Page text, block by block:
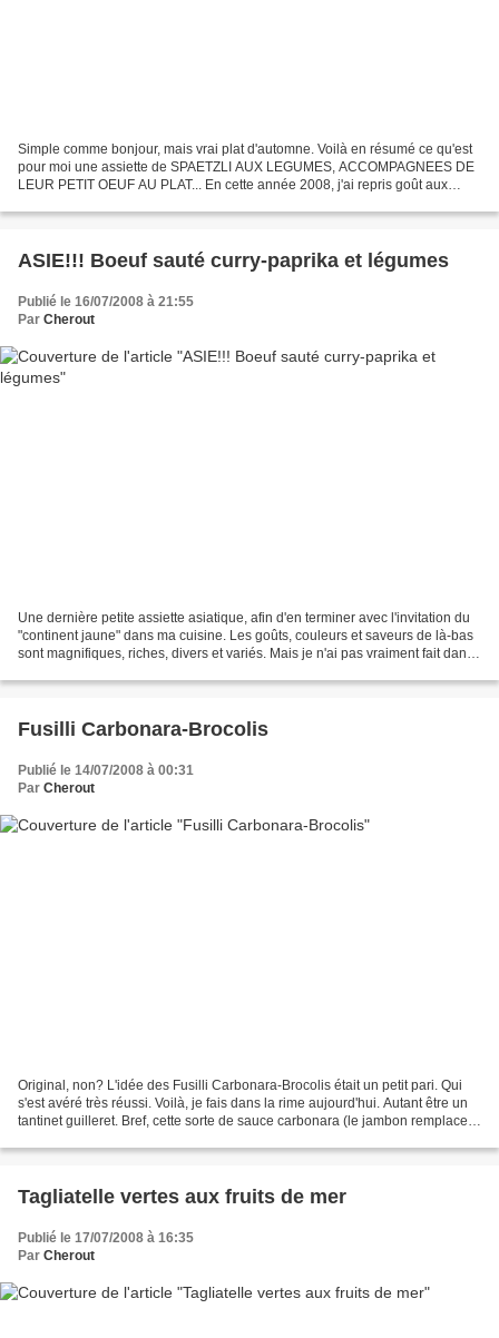
Simple comme bonjour, mais vrai plat d'automne. Voilà en résumé ce qu'est
pour moi une assiette de SPAETZLI AUX LEGUMES, ACCOMPAGNEES DE
LEUR PETIT OEUF AU PLAT... En cette année 2008, j'ai repris goût aux
ASIE!!! Boeuf sauté curry-paprika et légumes
Publié le 16/07/2008 à 21:55
Par Cherout
Une dernière petite assiette asiatique, afin d'en terminer avec l'invitation du
"continent jaune" dans ma cuisine. Les goûts, couleurs et saveurs de là-bas
sont magnifiques, riches, divers et variés. Mais je n'ai pas vraiment fait dans
Fusilli Carbonara-Brocolis
Publié le 14/07/2008 à 00:31
Par Cherout
Original, non? L'idée des Fusilli Carbonara-Brocolis était un petit pari. Qui
s'est avéré très réussi. Voilà, je fais dans la rime aujourd'hui. Autant être un
tantinet guilleret. Bref, cette sorte de sauce carbonara (le jambon remplace
Tagliatelle vertes aux fruits de mer
Publié le 17/07/2008 à 16:35
Par Cherout